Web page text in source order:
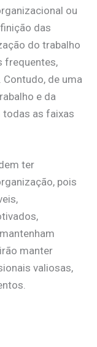
ou
das
do trabalho
frequentes,
de uma
e da
todas as faixas
ter
pois
manter
valiosas,